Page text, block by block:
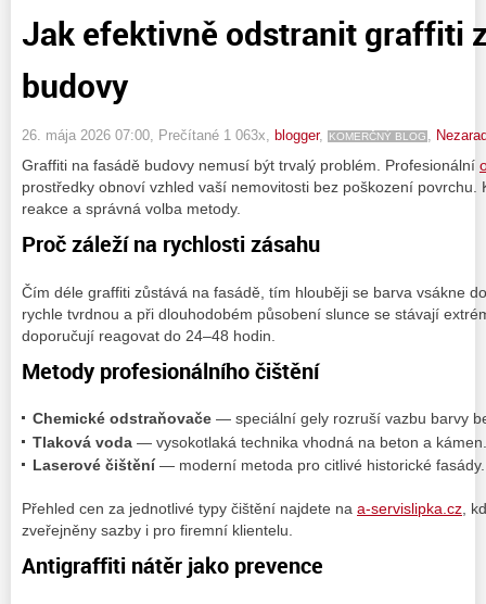
Jak efektivně odstranit graffiti
budovy
26. mája 2026 07:00 , Prečítané 1 063x, blogger, KOMERČNÝ BLOG
Graffiti na fasádě budovy nemusí být trvalý problém. Profesionální
prostředky obnoví vzhled vaší nemovitosti bez poškození povrchu.
reakce a správná volba metody.
Proč záleží na rychlosti zásahu
Čím déle graffiti zůstává na fasádě, tím hlouběji se barva vsákne
rychle tvrdnou a při dlouhodobém působení slunce se stávají
doporučují reagovat do 24–48 hodin.
Metody profesionálního čištění
Chemické odstraňovače — speciální gely rozruší vazbu barvy
Tlaková voda — vysokotlaká technika vhodná na beton a kámen.
Laserové čištění— moderní metoda pro citlivé historické fasády.
Přehled cen za jednotlivé typy čištění najdete na a-servislipka.cz ,
zveřejněny sazby i pro firemní klientelu.
Antigraffiti nátěr jako prevence